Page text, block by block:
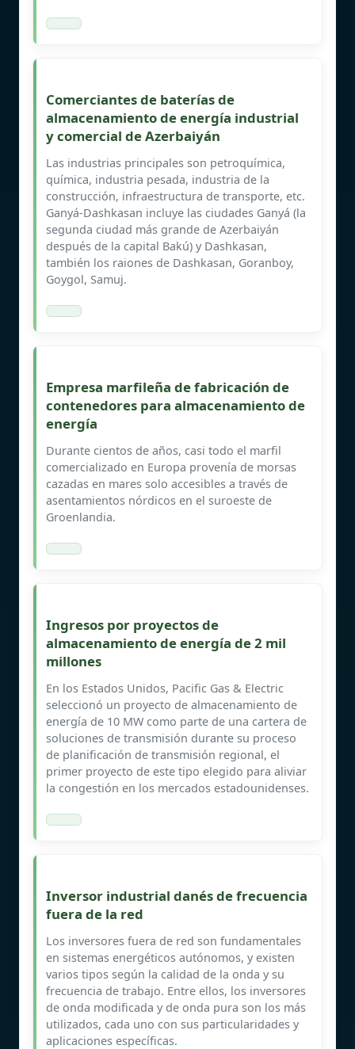
Comerciantes de baterías de
almacenamiento de energía industrial
y comercial de Azerbaiyán
Las industrias principales son petroquímica,
química, industria pesada, industria de la
construcción, infraestructura de transporte, etc.
Ganyá-Dashkasan incluye las ciudades Ganyá (la
segunda ciudad más grande de Azerbaiyán
después de la capital Bakú) y Dashkasan,
también los raiones de Dashkasan, Goranboy,
Goygol, Samuj.
Empresa marfileña de fabricación de
contenedores para almacenamiento de
energía
Durante cientos de años, casi todo el marfil
comercializado en Europa provenía de morsas
cazadas en mares solo accesibles a través de
asentamientos nórdicos en el suroeste de
Groenlandia.
Ingresos por proyectos de
almacenamiento de energía de 2 mil
millones
En los Estados Unidos, Pacific Gas & Electric
seleccionó un proyecto de almacenamiento de
energía de 10 MW como parte de una cartera de
soluciones de transmisión durante su proceso
de planificación de transmisión regional, el
primer proyecto de este tipo elegido para aliviar
la congestión en los mercados estadounidenses.
Inversor industrial danés de frecuencia
fuera de la red
Los inversores fuera de red son fundamentales
en sistemas energéticos autónomos, y existen
varios tipos según la calidad de la onda y su
frecuencia de trabajo. Entre ellos, los inversores
de onda modificada y de onda pura son los más
utilizados, cada uno con sus particularidades y
aplicaciones específicas.